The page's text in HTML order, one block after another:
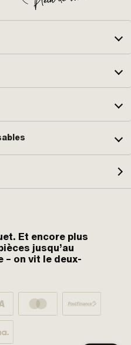
Et encore plus
jusqu’au
– on vit le deux-